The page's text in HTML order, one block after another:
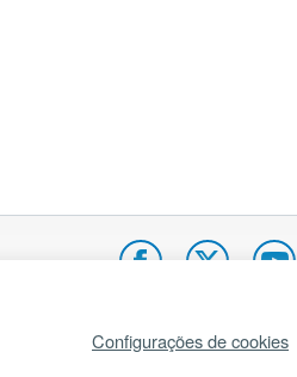
Mapa do site Internacional
Configurações de cookies